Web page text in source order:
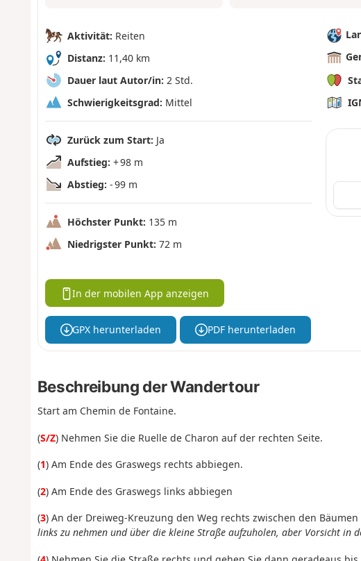
Aktivität: Reiten
Distanz: 11,40 km
Dauer laut Autor/in: 2 Std.
Schwierigkeitsgrad: Mittel
Zurück zum Start: Ja
Aufstieg: + 98 m
Abstieg: - 99 m
Höchster Punkt: 135 m
Niedrigster Punkt: 72 m
In der mobilen App anzeigen
GPX herunterladen PDF herunterladen
Beschreibung der Wandertour
Start am Chemin de Fontaine.
(S/Z) Nehmen Sie die Ruelle de Charon auf der rechten Seite.
(1) Am Ende des Graswegs rechts abbiegen.
(2) Am Ende des Graswegs links abbiegen
(3) An der Dreiweg-Kreuzung den Weg rechts zwischen den
links zu nehmen und über die kleine Straße aufzuholen, aber Vorsicht in